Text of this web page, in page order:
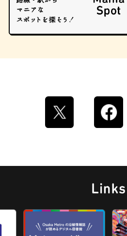
ロイヤルミルクティー